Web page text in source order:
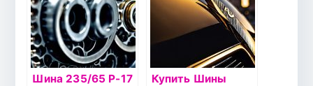
Шина 235/65 Р-17
Купить Шины